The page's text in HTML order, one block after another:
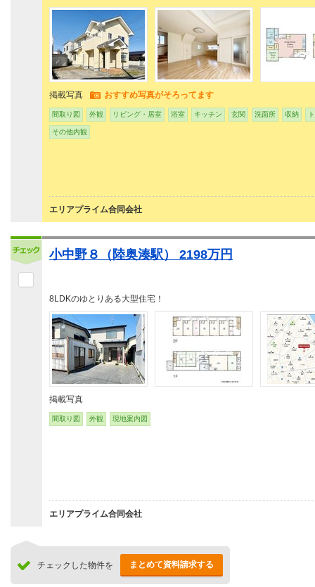
掲載写真 おすすめ写真がそろってます
間取り図 外観 リビング・居室 浴室 キッチン 玄関 洗面所 収納
その他内観
エリアプライム合同会社
小中野８（陸奥湊駅） 2198万円
8LDKのゆとりある大型住宅！
掲載写真
間取り図 外観 現地案内図
エリアプライム合同会社
チェックした物件を まとめて資料請求する